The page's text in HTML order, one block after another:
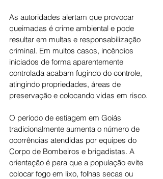
As autoridades alertam que provocar
queimadas é crime ambiental e pode
resultar em multas e responsabilização
criminal. Em muitos casos, incêndios
iniciados de forma aparentemente
controlada acabam fugindo do controle,
atingindo propriedades, áreas de
preservação e colocando vidas em risco.
O período de estiagem em Goiás
tradicionalmente aumenta o número de
ocorrências atendidas por equipes do
Corpo de Bombeiros e brigadistas. A
orientação é para que a população evite
colocar fogo em lixo, folhas secas ou